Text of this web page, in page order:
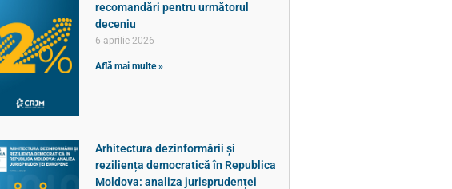
recomandări pentru următorul
deceniu
6 aprilie 2026
Află mai multe »
Arhitectura dezinformării și
reziliența democratică în Republica
Moldova: analiza jurisprudenței